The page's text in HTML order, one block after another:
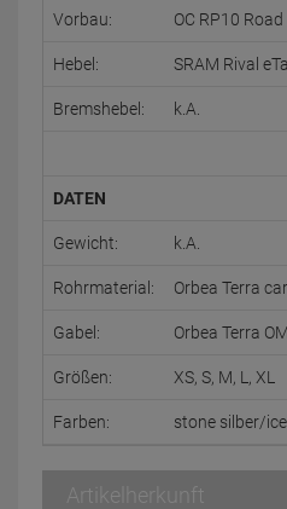
Vorbau: OC RP10
Hebel: SRAM Rival
Bremshebel: k.A.
DATEN
Gewicht: k.A.
Rohrmaterial: Orbea Terra
Gabel: Orbea Terra
Größen: XS, S, M, L, XL
Farben: stone silber/
Artikelherkunft